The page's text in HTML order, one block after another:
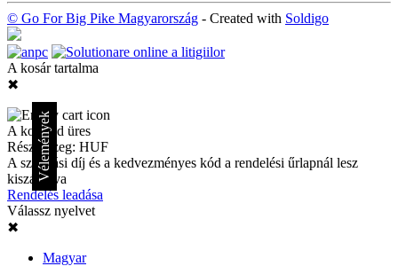
© Go For Big Pike Magyarország - Created with Soldigo
A kosár tartalma
✖
A kosarad üres
Részösszeg: HUF
A szállítási díj és a kedvezményes kód a rendelési űrlapnál lesz
kiszámítva
Rendelés leadása
Válassz nyelvet
✖
Magyar
Vélemények